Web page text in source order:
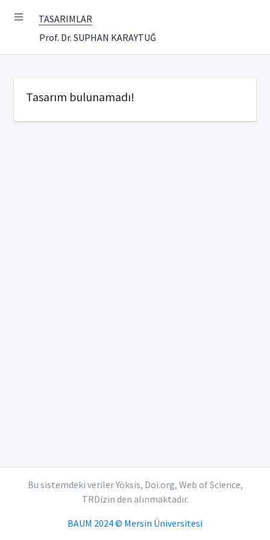
TASARIMLAR
Prof. Dr. SUPHAN KARAYTUĞ
Tasarım bulunamadı!
Bu sistemdeki veriler Yöksis, Doi.org, Web of Science,
TRDizin den alınmaktadır.
BAUM 2024 © Mersin Üniversitesi